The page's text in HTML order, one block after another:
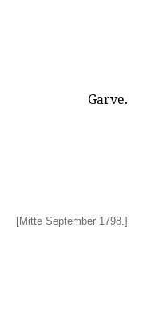
Garve.
[Mitte September 1798.]